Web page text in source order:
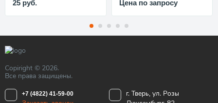
25 руб. Цена по запросу
Copiright © 2026.
Все права защищены.
+7 (4822) 41-59-00
г. Тверь, ул. Розы